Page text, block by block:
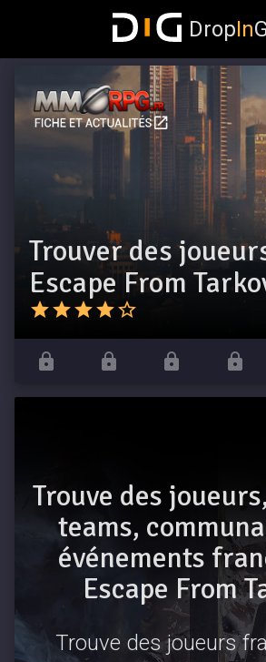
DropIn
Trouver des
Escape From
Trouve des
teams,
événements
Escape From
Trouve des joueurs